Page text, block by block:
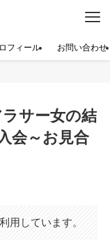
フィール お問い合わせ
サー女の結
会～お見合
用しています。